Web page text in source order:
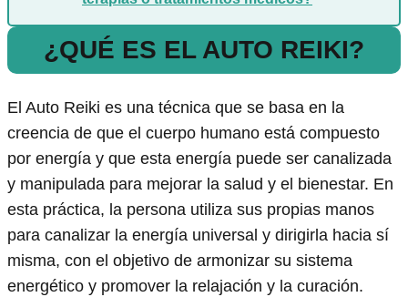
¿QUÉ ES EL AUTO REIKI?
El Auto Reiki es una técnica que se basa en la
creencia de que el cuerpo humano está compuesto
por energía y que esta energía puede ser canalizada
y manipulada para mejorar la salud y el bienestar. En
esta práctica, la persona utiliza sus propias manos
para canalizar la energía universal y dirigirla hacia sí
misma, con el objetivo de armonizar su sistema
energético y promover la relajación y la curación.